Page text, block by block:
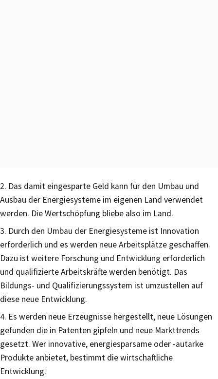
2. Das damit eingesparte Geld kann für den Umbau und
Ausbau der Energiesysteme im eigenen Land verwendet
werden. Die Wertschöpfung bliebe also im Land.
3. Durch den Umbau der Energiesysteme ist Innovation
erforderlich und es werden neue Arbeitsplätze geschaffen.
Dazu ist weitere Forschung und Entwicklung erforderlich
und qualifizierte Arbeitskräfte werden benötigt. Das
Bildungs- und Qualifizierungssystem ist umzustellen auf
diese neue Entwicklung.
4. Es werden neue Erzeugnisse hergestellt, neue Lösungen
gefunden die in Patenten gipfeln und neue Markttrends
gesetzt. Wer innovative, energiesparsame oder -autarke
Produkte anbietet, bestimmt die wirtschaftliche
Entwicklung.